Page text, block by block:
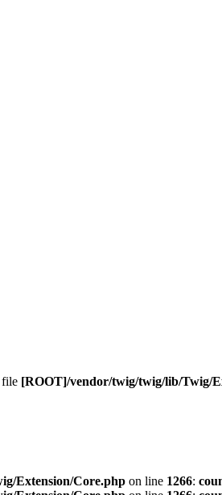
file [ROOT]/vendor/twig/twig/lib/Twig/
Extension/Core.php on line 1266: